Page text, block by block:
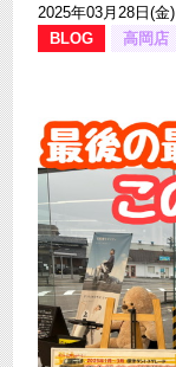
2025年03月28日(金)
BLOG
高岡店